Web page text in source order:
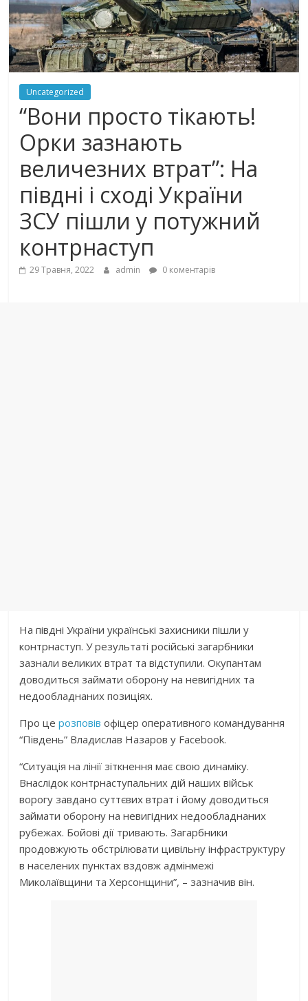
Uncategorized
“Вони просто тікають!
Орки зазнають
величезних втрат”: На
півдні і сході України
ЗСУ пішли у потужний
контрнаступ
29 Травня, 2022 admin 0 коментарів
На півдні України українські захисники пішли у
контрнаступ. У результаті російські загарбники
зазнали великих втрат та відступили. Окупантам
доводиться займати оборону на невигідних та
недообладнаних позиціях.
Про церозповів офіцер оперативного командування
“Південь” Владислав Назаров у Facebook.
“Ситуація на лінії зіткнення має свою динаміку.
Внаслідок контрнаступальних дій наших військ
ворогу завдано суттєвих втрат і йому доводиться
займати оборону на невигідних недообладнаних
рубежах. Бойові дії тривають. Загарбники
продовжують обстрілювати цивільну інфраструктуру
в населених пунктах вздовж адмінмежі
Миколаївщини та Херсонщини”, – зазначив він.